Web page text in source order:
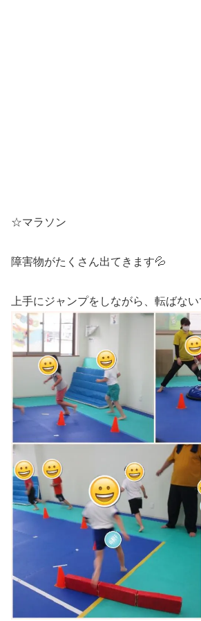
☆マラソン
障害物がたくさん出てきます💦
上手にジャンプをしながら、転ばな